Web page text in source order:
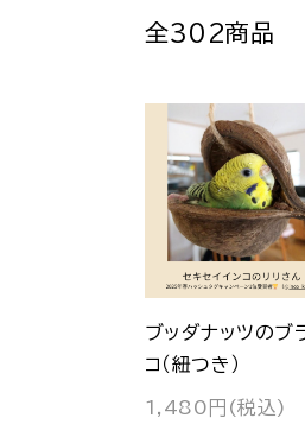
全302商品
ブッダナッツのブ
コ（紐つき）
1,480円(税込)